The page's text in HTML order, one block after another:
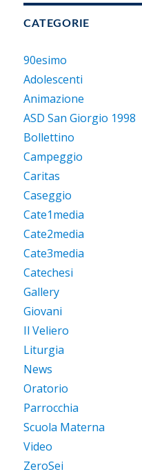
CATEGORIE
90esimo
Adolescenti
Animazione
ASD San Giorgio 1998
Bollettino
Campeggio
Caritas
Caseggio
Cate1media
Cate2media
Cate3media
Catechesi
Gallery
Giovani
Il Veliero
Liturgia
News
Oratorio
Parrocchia
Scuola Materna
Video
ZeroSei